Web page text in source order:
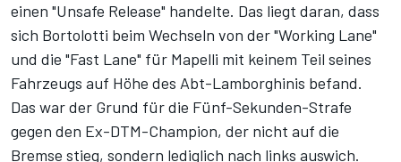
einen "Unsafe Release" handelte. Das liegt daran, dass
sich Bortolotti beim Wechseln von der "Working Lane"
und die "Fast Lane" für Mapelli mit keinem Teil seines
Fahrzeugs auf Höhe des Abt-Lamborghinis befand.
Das war der Grund für die Fünf-Sekunden-Strafe
gegen den Ex-DTM-Champion, der nicht auf die
Bremse stieg, sondern lediglich nach links auswich.